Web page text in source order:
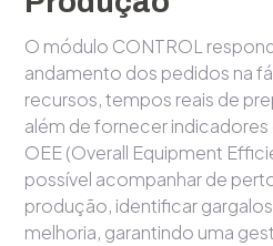
O módulo CONTROL
andamento dos pedidos na
recursos, tempos reais de
além de fornecer
OEE (Overall Equipment
possível acompanhar de
produção, identificar
melhoria, garantindo uma